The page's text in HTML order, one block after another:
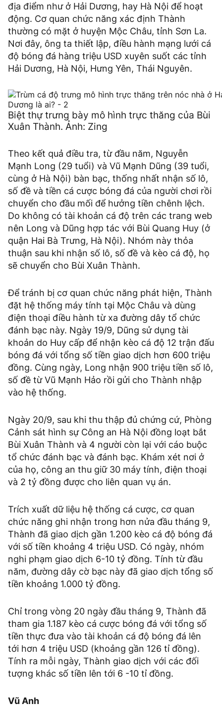
địa điểm như ở Hải Dương, hay Hà Nội để hoạt
động. Cơ quan chức năng xác định Thành
thường có mặt ở huyện Mộc Châu, tỉnh Sơn La.
Nơi đây, ông ta thiết lập, điều hành mạng lưới cá
độ bóng đá hàng triệu USD xuyên suốt các tỉnh
Hải Dương, Hà Nội, Hưng Yên, Thái Nguyên.
Biệt thự trưng bày mô hình trực thăng của Bùi
Xuân Thành. Ảnh: Zing
Theo kết quả điều tra, từ đầu năm, Nguyễn
Mạnh Long (29 tuổi) và Vũ Mạnh Dũng (39 tuổi,
cùng ở Hà Nội) bàn bạc, thống nhất nhận số lô,
số đề và tiền cá cược bóng đá của người chơi rồi
chuyển cho đầu mối để hưởng tiền chênh lệch.
Do không có tài khoản cá độ trên các trang web
nên Long và Dũng hợp tác với Bùi Quang Huy (ở
quận Hai Bà Trưng, Hà Nội). Nhóm này thỏa
thuận sau khi nhận số lô, số đề và kèo cá độ, họ
sẽ chuyển cho Bùi Xuân Thành.
Để tránh bị cơ quan chức năng phát hiện, Thành
đặt hệ thống máy tính tại Mộc Châu và dùng
điện thoại điều hành từ xa đường dây tổ chức
đánh bạc này. Ngày 19/9, Dũng sử dụng tài
khoản do Huy cấp để nhận kèo cá độ 12 trận đấu
bóng đá với tổng số tiền giao dịch hơn 600 triệu
đồng. Cùng ngày, Long nhận 900 triệu tiền số lô,
số đề từ Vũ Mạnh Hảo rồi gửi cho Thành nhập
vào hệ thống.
Ngày 20/9, sau khi thu thập đủ chứng cứ, Phòng
Cảnh sát hình sự Công an Hà Nội đồng loạt bắt
Bùi Xuân Thành và 4 người còn lại với cáo buộc
tổ chức đánh bạc và đánh bạc. Khám xét nơi ở
của họ, công an thu giữ 30 máy tính, điện thoại
và 2 tỷ đồng được cho liên quan vụ án.
Trích xuất dữ liệu hệ thống cá cược, cơ quan
chức năng ghi nhận trong hơn nửa đầu tháng 9,
Thành đã giao dịch gần 1.200 kèo cá độ bóng đá
với số tiền khoảng 4 triệu USD. Có ngày, nhóm
nghi phạm giao dịch 6-10 tỷ đồng. Tính từ đầu
năm, đường dây cờ bạc này đã giao dịch tổng số
tiền khoảng 1.000 tỷ đồng.
Chỉ trong vòng 20 ngày đầu tháng 9, Thành đã
tham gia 1.187 kèo cá cược bóng đá với tổng số
tiền thực đưa vào tài khoản cá độ bóng đá lên
tới hơn 4 triệu USD (khoảng gần 126 tỉ đồng).
Tính ra mỗi ngày, Thành giao dịch với các đối
tượng khác số tiền lên tới 6 -10 tỉ đồng.
Vũ Anh